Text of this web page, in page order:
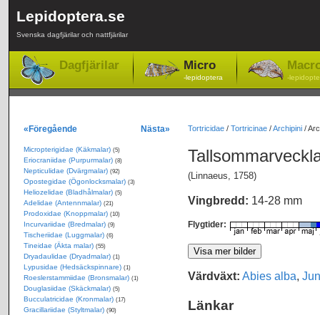
Lepidoptera.se
Svenska dagfjärilar och nattfjärilar
Dagfjärilar Micro
-lepidoptera -
Tortricidae/ Tortricinae/Archipini/
(Linnaeus, 1758)
Vingbredd: 14-28 mm
Flygtider:
Värdväxt: Abies alba,
Länkar
«Föregående Nästa»
Micropterigidae (Käkmalar) (5)
Eriocraniidae (Purpurmalar) (8)
Nepticulidae (Dvärgmalar) (92)
Opostegidae (Ögonlocksmalar) (3)
Heliozelidae (Bladhålmalar) (5)
Adelidae (Antennmalar) (21)
Prodoxidae (Knoppmalar) (10)
Incurvariidae (Bredmalar) (9)
Tischeriidae (Luggmalar) (6)
Tineidae (Äkta malar) (55)
Dryadaulidae (Dryadmalar) (1)
Lypusidae (Hedsäckspinnare) (1)
Roeslerstammiidae (Bronsmalar) (1)
Douglasiidae (Skäckmalar) (5)
Bucculatricidae (Kronmalar) (17)
Gracillariidae (Styltmalar) (90)